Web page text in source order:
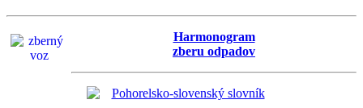
Harmonogram
zberu odpadov